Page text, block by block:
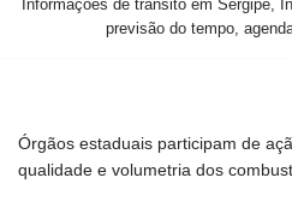
Informações de trânsito em Sergipe,
previsão do tempo,
Órgãos estaduais participam de
qualidade e volumetria dos